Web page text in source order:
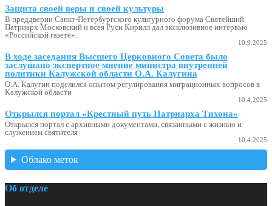
Защита своей веры и своей культуры
В преддверии Санкт-Петербургского культурного форума Святейший
Патриарх Московский и всея Руси Кирилл дал эксклюзивное интервью
«Российской газете».
10.9.2025
В ходе заседания Высшего Церковного Совета было
заслушано экспертное мнение министра внутренней
политики Калужской области О.А. Калугина
О.А. Калугин поделился опытом регулирования миграционных вопросов в
Калужской области
10.4.2025
Открылся портал «Крестный путь Патриарха Тихона»
Открылся портал с архивными документами, связанными с жизнью и
служением святителя
10.4.2025
Облако меток
Об отделе